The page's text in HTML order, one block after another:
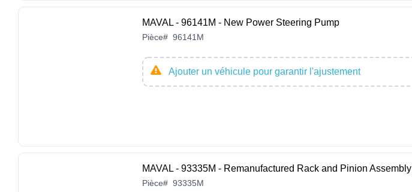
MAVAL - 96141M - New Power Steering Pump
Pièce# 96141M
Ajouter un véhicule pour garantir l'ajustement
MAVAL - 93335M - Remanufactured Rack and Pinion Assembly
Pièce# 93335M